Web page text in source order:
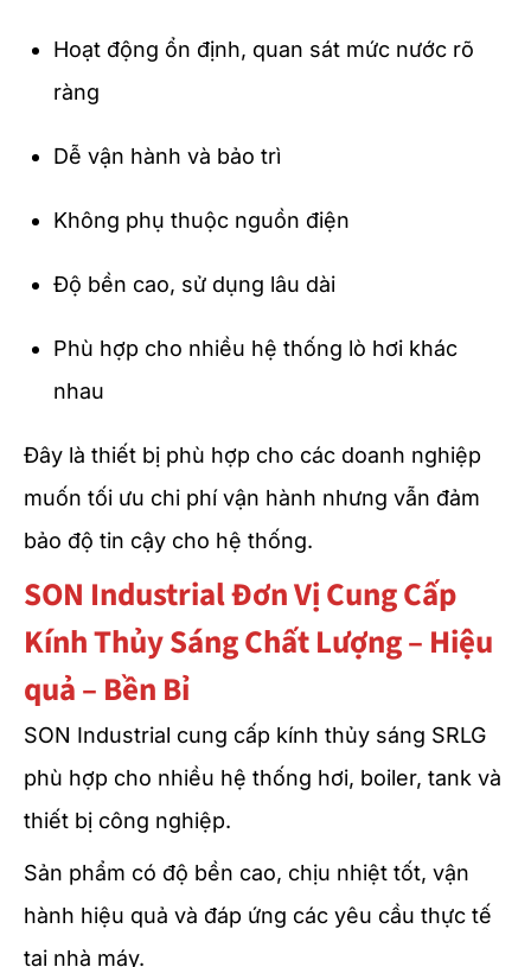
Hoạt động ổn định, quan sát mức nước rõ
ràng
Dễ vận hành và bảo trì
Không phụ thuộc nguồn điện
Độ bền cao, sử dụng lâu dài
Phù hợp cho nhiều hệ thống lò hơi khác
nhau
Đây là thiết bị phù hợp cho các doanh nghiệp
muốn tối ưu chi phí vận hành nhưng vẫn đảm
bảo độ tin cậy cho hệ thống.
SON Industrial Đơn Vị Cung Cấp
Kính Thủy Sáng Chất Lượng – Hiệu
quả – Bền Bỉ
SON Industrial cung cấp kính thủy sáng SRLG
phù hợp cho nhiều hệ thống hơi, boiler, tank và
thiết bị công nghiệp.
Sản phẩm có độ bền cao, chịu nhiệt tốt, vận
hành hiệu quả và đáp ứng các yêu cầu thực tế
tại nhà máy.